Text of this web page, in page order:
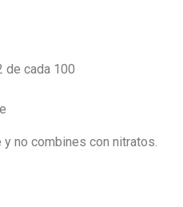
de cada 100
no combines con nitratos.